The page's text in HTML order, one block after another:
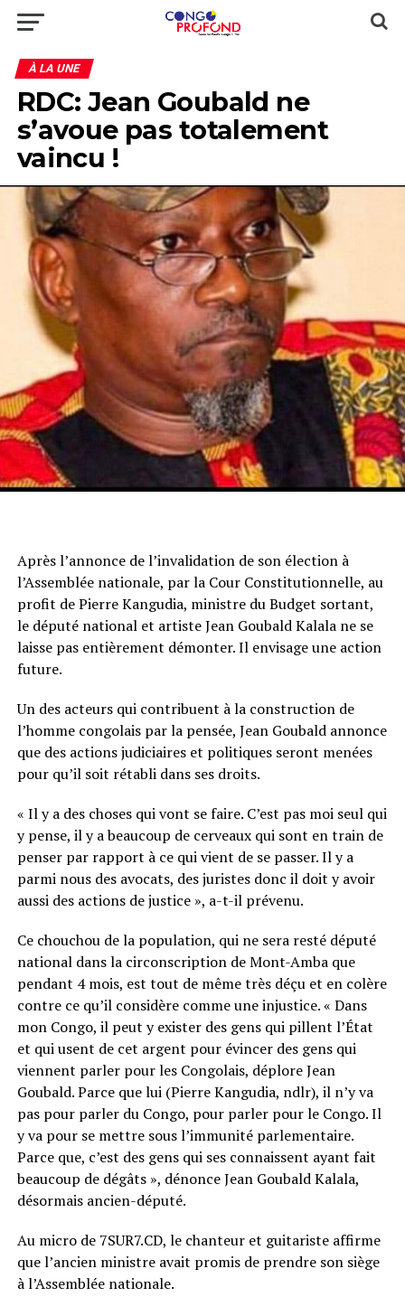
À LA UNE
RDC: Jean Goubald ne
s’avoue pas totalement
vaincu !
Après l’annonce de l’invalidation de son élection à
l’Assemblée nationale, par la Cour Constitutionnelle, au
profit de Pierre Kangudia, ministre du Budget sortant,
le député national et artiste Jean Goubald Kalala ne se
laisse pas entièrement démonter. Il envisage une action
future.
Un des acteurs qui contribuent à la construction de
l’homme congolais par la pensée, Jean Goubald annonce
que des actions judiciaires et politiques seront menées
pour qu’il soit rétabli dans ses droits.
« Il y a des choses qui vont se faire. C’est pas moi seul qui
y pense, il y a beaucoup de cerveaux qui sont en train de
penser par rapport à ce qui vient de se passer. Il y a
parmi nous des avocats, des juristes donc il doit y avoir
aussi des actions de justice », a-t-il prévenu.
Ce chouchou de la population, qui ne sera resté député
national dans la circonscription de Mont-Amba que
pendant 4 mois, est tout de même très déçu et en colère
contre ce qu’il considère comme une injustice. « Dans
mon Congo, il peut y exister des gens qui pillent l’État
et qui usent de cet argent pour évincer des gens qui
viennent parler pour les Congolais, déplore Jean
Goubald. Parce que lui (Pierre Kangudia, ndlr), il n’y va
pas pour parler du Congo, pour parler pour le Congo. Il
y va pour se mettre sous l’immunité parlementaire.
Parce que, c’est des gens qui ses connaissent ayant fait
beaucoup de dégâts », dénonce Jean Goubald Kalala,
désormais ancien-député.
Au micro de 7SUR7.CD, le chanteur et guitariste affirme
que l’ancien ministre avait promis de prendre son siège
à l’Assemblée nationale.